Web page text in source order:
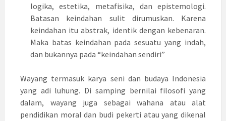
logika, estetika, metafisika, dan epistemologi.
Batasan keindahan sulit dirumuskan. Karena
keindahan itu abstrak, identik dengan kebenaran.
Maka batas keindahan pada sesuatu yang indah,
dan bukannya pada “keindahan sendiri”
Wayang termasuk karya seni dan budaya Indonesia
yang adi luhung. Di samping bernilai filosofi yang
dalam, wayang juga sebagai wahana atau alat
pendidikan moral dan budi pekerti atau yang dikenal